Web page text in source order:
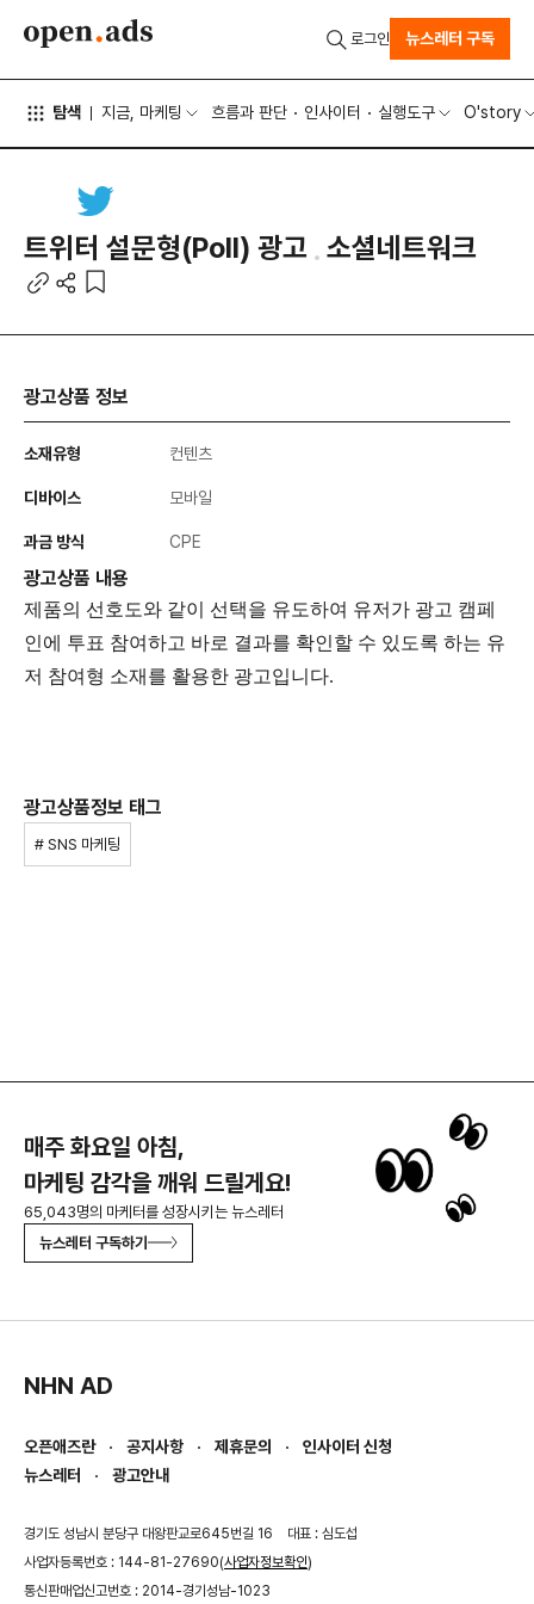
탐색 지금, 마케팅 흐름과 판단 인사이터 실행도구 O'story
로그인 뉴스레터 구독
트위터 설문형(Poll) 광고 소셜네트워크
광고상품 정보
소재유형 컨텐츠
디바이스 모바일
과금 방식 CPE
광고상품 내용
제품의 선호도와 같이 선택을 유도하여 유저가 광고 캠페
인에 투표 참여하고 바로 결과를 확인할 수 있도록 하는 유
저 참여형 소재를 활용한 광고입니다.
광고상품정보 태그
# SNS 마케팅
매주 화요일 아침,
마케팅 감각을 깨워 드릴게요!
65,043명의 마케터를 성장시키는 뉴스레터
뉴스레터 구독하기
NHN AD
오픈애즈란 공지사항 제휴문의
인사이터 신청
뉴스레터
광고안내
경기도 성남시 분당구 대왕판교로645번길 16
대표 : 심도섭
사업자등록번호 : 144-81-27690(사업자정보확인)
통신판매업신고번호 : 2014-경기성남-1023